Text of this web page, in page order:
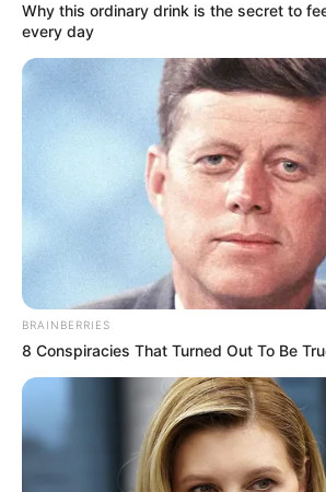
Ha Joon
Why this ordinary drink is the secret to
every day
BRAINBERRIES
8 Conspiracies That Turned Out To Be